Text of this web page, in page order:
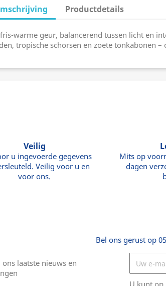
Productdetails
fris-warme geur, balancerend tussen licht en
tropische schorsen en zoete tonkabonen –
Veilig
u ingevoerde gegevens
Veilig voor u en
voor ons.
Mits op
dagen
Bel ons gerust op
laatste nieuws en
U kunt